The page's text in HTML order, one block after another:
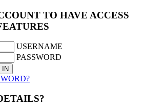
TO HAVE ACCESS
USERNAME
PASSWORD